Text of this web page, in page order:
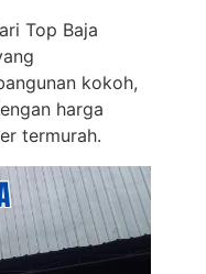
Top Baja
kokoh,
harga
termurah.